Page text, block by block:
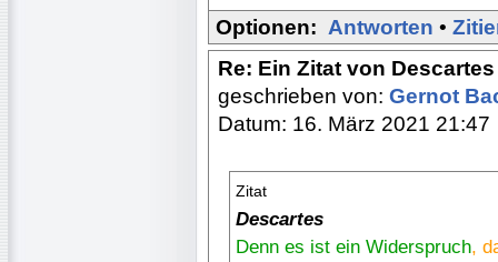
Optionen: Antworten •
Re: Ein Zitat von
geschrieben von: Gernot
Datum: 16. März 2021 21:47
Zitat
Descartes
Denn es ist ein Widerspruch,